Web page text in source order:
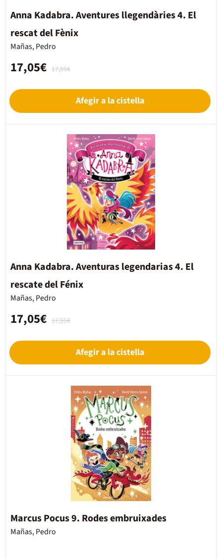
Anna Kadabra. Aventures llegendàries 4. El
rescat del Fènix
Mañas, Pedro
17,95€
17,05€
Afegir a la cistella
Anna Kadabra. Aventuras legendarias 4. El
rescate del Fénix
Mañas, Pedro
17,95€
17,05€
Afegir a la cistella
Marcus Pocus 9. Rodes embruixades
Mañas, Pedro